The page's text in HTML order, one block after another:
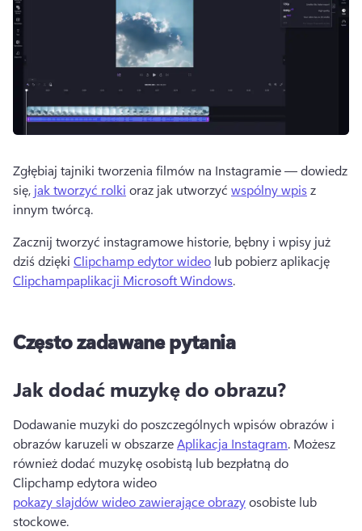
Zgłębiaj tajniki tworzenia filmów na Instagramie — dowiedz
się, jak tworzyć rolki oraz jak utworzyć wspólny wpis z
innym twórcą.
Zacznij tworzyć instagramowe historie, bębny i wpisy już
dziś dzięki Clipchamp edytor wideo lub pobierz aplikację
Clipchampaplikacji Microsoft Windows.
Często zadawane pytania
Jak dodać muzykę do obrazu?
Dodawanie muzyki do poszczególnych wpisów obrazów i
obrazów karuzeli w obszarze Aplikacja Instagram. Możesz
również dodać muzykę osobistą lub bezpłatną do
Clipchamp edytora wideo
pokazy slajdów wideo zawierające obrazy osobiste lub
stockowe.